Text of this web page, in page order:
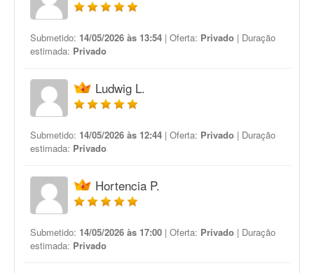
Submetido: 14/05/2026 às 13:54 | Oferta: Privado | Duração
estimada: Privado
Ludwig L.
Submetido: 14/05/2026 às 12:44 | Oferta: Privado | Duração
estimada: Privado
Hortencia P.
Submetido: 14/05/2026 às 17:00 | Oferta: Privado | Duração
estimada: Privado